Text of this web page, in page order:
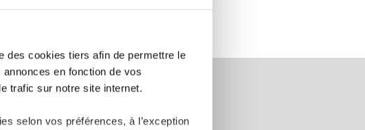
des cookies tiers afin de permettre le
en fonction de vos
trafic sur notre site internet.
selon vos préférences, à l’exception